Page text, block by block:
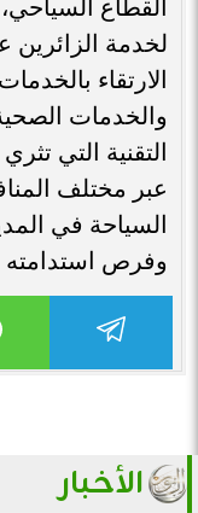
القطاع
لخدمة الزائرين
الارتقاء
والخدمات
التقنية التي
عبر مختلف
السياحة في
وفرص استدامته
الأخبار